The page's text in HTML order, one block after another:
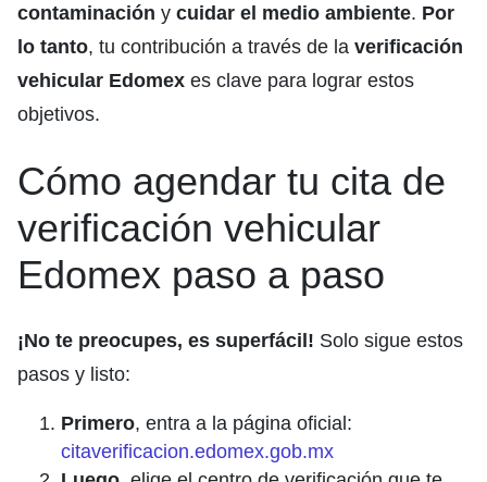
contaminación y cuidar el medio ambiente. Por
lo tanto, tu contribución a través de la verificación
vehicular Edomex es clave para lograr estos
objetivos.
Cómo agendar tu cita de
verificación vehicular
Edomex paso a paso
¡No te preocupes, es superfácil! Solo sigue estos
pasos y listo:
Primero, entra a la página oficial:
citaverificacion.edomex.gob.mx